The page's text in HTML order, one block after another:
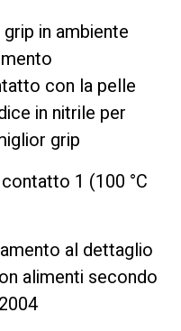
in ambiente
con la pelle
in nitrile per
grip
1 (100 °C
al dettaglio
alimenti secondo